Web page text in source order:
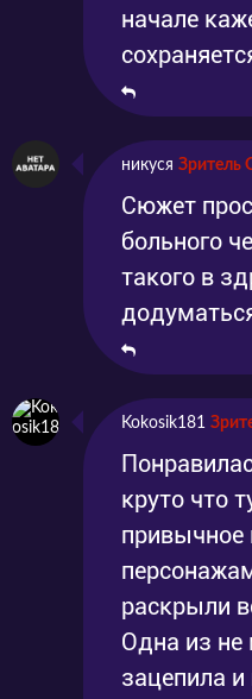
начале
никуся Зритель
Сюжет
больного
такого в
Kokosik181
круто что
привычное
раскрыли
Одна из не
зацепила